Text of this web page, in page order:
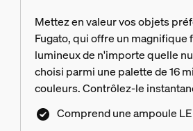
Mettez en valeur vos objets
Fugato, qui offre un magnifique
lumineux de n'importe quelle
choisi parmi une palette de 16
couleurs. Contrôlez-le
Bluetooth dans une pièce ou
Hue Bridge pour débloquer
Comprend une ampoule